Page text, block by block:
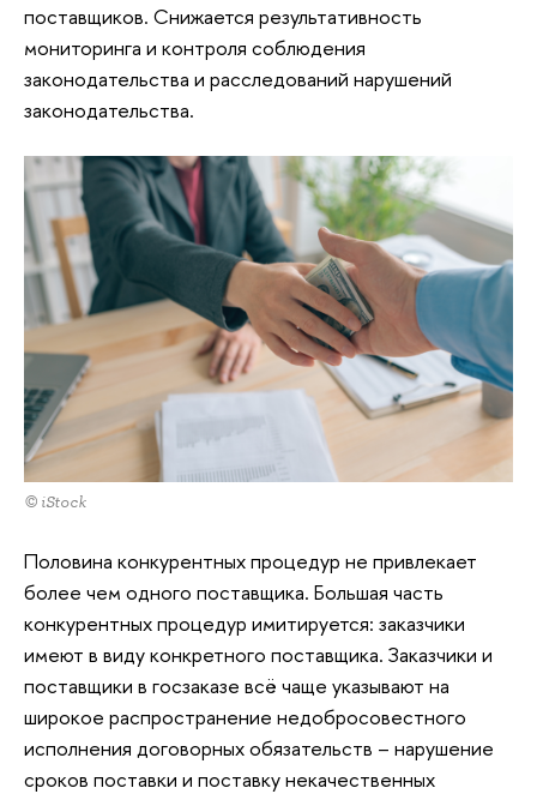
поставщиков. Снижается результативность
мониторинга и контроля соблюдения
законодательства и расследований нарушений
законодательства.
© iStock
Половина конкурентных процедур не привлекает
более чем одного поставщика. Большая часть
конкурентных процедур имитируется: заказчики
имеют в виду конкретного поставщика. Заказчики и
поставщики в госзаказе всё чаще указывают на
широкое распространение недобросовестного
исполнения договорных обязательств – нарушение
сроков поставки и поставку некачественных